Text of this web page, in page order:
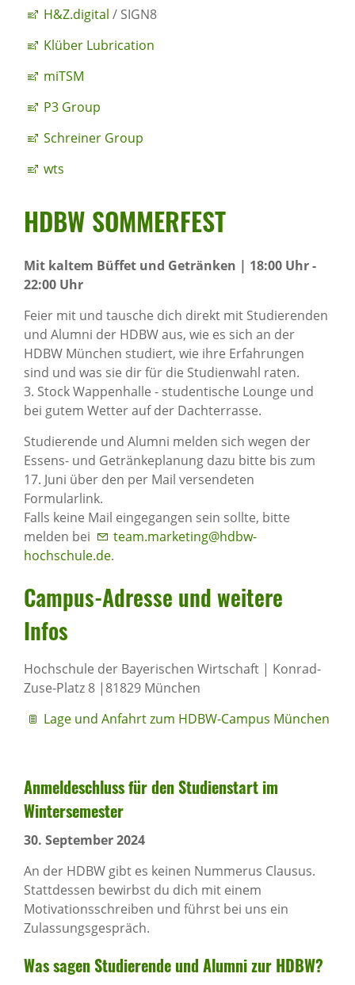
H&Z.digital / SIGN8
Klüber Lubrication
miTSM
P3 Group
Schreiner Group
wts
HDBW SOMMER­FEST
Mit kaltem Büffet und Getränken | 18:00 Uhr -
22:00 Uhr
Feier mit und tausche dich direkt mit Studierenden
und Alumni der HDBW aus, wie es sich an der
HDBW München studiert, wie ihre Erfahrungen
sind und was sie dir für die Studienwahl raten.
3. Stock Wappenhalle - studentische Lounge und
bei gutem Wetter auf der Dachterrasse.
Studierende und Alumni melden sich wegen der
Essens- und Getränkeplanung dazu bitte bis zum
17. Juni über den per Mail versendeten
Formularlink.
Falls keine Mail eingegangen sein sollte, bitte
melden bei
team.marketing@hdbw-
hochschule.de.
Campus-Adresse und weitere
Infos
Hochschule der Bayerischen Wirtschaft | Konrad-
Zuse-Platz 8 |81829 München
Lage und Anfahrt zum HDBW-Campus München
Anmel­de­schluss für den Studi­en­start im
Winter­se­mester
30. September 2024
An der HDBW gibt es keinen Nummerus Clausus.
Stattdessen bewirbst du dich mit einem
Motivationsschreiben und führst bei uns ein
Zulassungsgespräch.
Was sagen Studie­rende und Alumni zur HDBW?